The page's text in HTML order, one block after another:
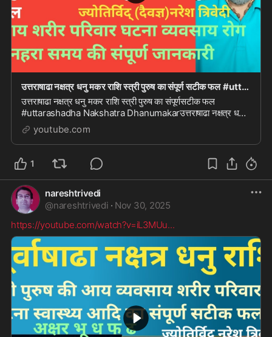
उत्तराषाढा नक्षत्र धनु मकर राशि स्त्री पुरुष का संपूर्ण सटीक फल #uttarashadha Nakshatra Dhanu m
उत्तराषाढा नक्षत्र धनु मकर राशि स्त्री पुरुष का संपूर्णसटीक फल
#uttarashadha Nakshatra Dhanumakarउत्तराषाढा नक्षत्र धनु
मकर राशि स्त्री पुरुष का संपूर्णसटीक ...
youtube.com
1
nareshtrivedi
@nareshtrivedi · Nov 30, 2025
https://youtube.com/watch?v=iL3MUu...